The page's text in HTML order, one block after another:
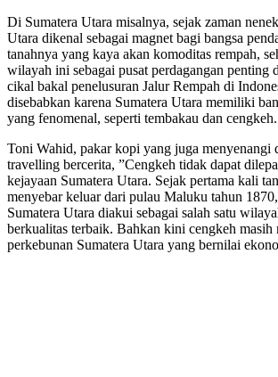
Di Sumatera Utara misalnya, sejak zaman
Utara dikenal sebagai magnet bagi bangsa
tanahnya yang kaya akan komoditas rempah,
wilayah ini sebagai pusat perdagangan penting
cikal bakal penelusuran Jalur Rempah di
disebabkan karena Sumatera Utara memiliki
yang fenomenal, seperti tembakau dan cengkeh.
Toni Wahid, pakar kopi yang juga menyenangi
travelling bercerita, ”Cengkeh tidak dapat
kejayaan Sumatera Utara. Sejak pertama kali
menyebar keluar dari pulau Maluku tahun
Sumatera Utara diakui sebagai salah satu
berkualitas terbaik. Bahkan kini cengkeh masih
perkebunan Sumatera Utara yang bernilai